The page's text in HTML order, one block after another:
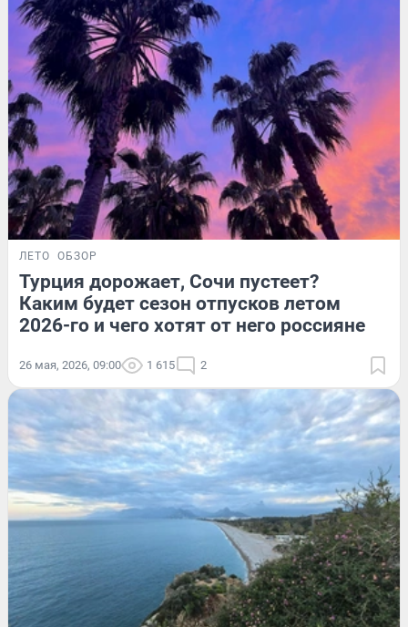
ЛЕТО ОБЗОР
Турция дорожает, Сочи пустеет?
Каким будет сезон отпусков летом
2026-го и чего хотят от него россияне
26 мая, 2026, 09:00 1 615 2